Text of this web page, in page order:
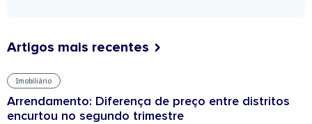
Artigos mais recentes
Imobiliário
Arrendamento: Diferença de preço entre distritos
encurtou no segundo trimestre